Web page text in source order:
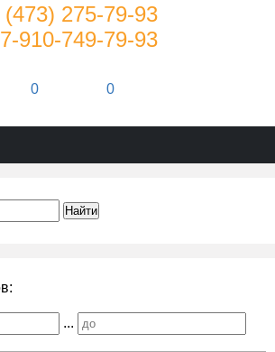
(473) 275-79-93
910-749-79-93
0 0
...